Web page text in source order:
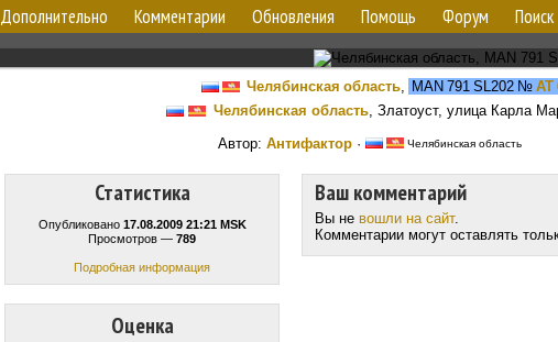
Дополнительно Комментарии Обновления Помощь Форум Поиск
Челябинская область, MAN 791 SL202№ АТ
Челябинская область, Златоуст, улица Карла
Автор: Антифактор · Челябинская область
Статистика
Опубликовано 17.08.2009 21:21 MSK
Просмотров — 789
Подробная информация
Оценка
Ваш комментарий
Вы не вошли на сайт.
Комментарии могут оставлять